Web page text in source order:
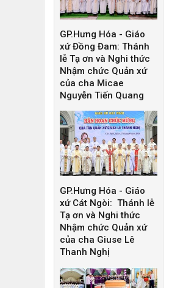
GP.Hưng Hóa - Giáo
xứ Đồng Đam: Thánh
lễ Tạ ơn và Nghi thức
Nhậm chức Quản xứ
của cha Micae
Nguyễn Tiến Quang
GP.Hưng Hóa - Giáo
xứ Cát Ngòi: Thánh lễ
Tạ ơn và Nghi thức
Nhậm chức Quản xứ
của cha Giuse Lê
Thanh Nghị